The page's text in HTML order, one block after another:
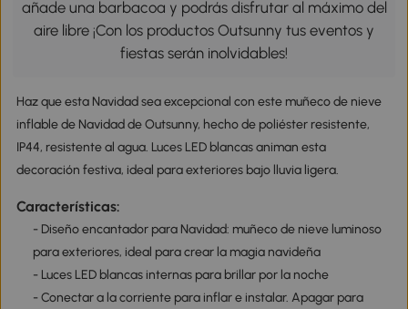
añade una barbacoa y podrás disfrutar al máximo del
aire libre ¡Con los productos Outsunny tus eventos y
fiestas serán inolvidables!
Haz que esta Navidad sea excepcional con este muñeco de nieve
inflable de Navidad de Outsunny, hecho de poliéster resistente,
IP44, resistente al agua. Luces LED blancas animan esta
decoración festiva, ideal para exteriores bajo lluvia ligera.
Características:
- Diseño encantador para Navidad: muñeco de nieve luminoso
para exteriores, ideal para crear la magia navideña
- Luces LED blancas internas para brillar por la noche
- Conectar a la corriente para inflar e instalar. Apagar para